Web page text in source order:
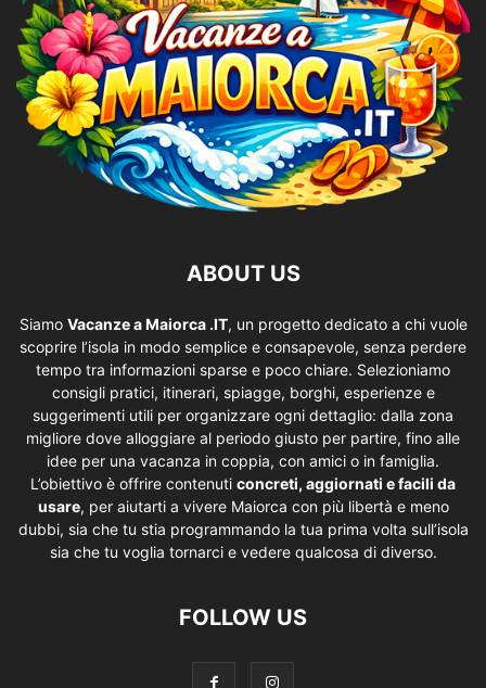
ABOUT US
Siamo Vacanze a Maiorca .IT, un progetto dedicato a chi vuole
scoprire l’isola in modo semplice e consapevole, senza perdere
tempo tra informazioni sparse e poco chiare. Selezioniamo
consigli pratici, itinerari, spiagge, borghi, esperienze e
suggerimenti utili per organizzare ogni dettaglio: dalla zona
migliore dove alloggiare al periodo giusto per partire, fino alle
idee per una vacanza in coppia, con amici o in famiglia.
L’obiettivo è offrire contenuti concreti, aggiornati e facili da
usare, per aiutarti a vivere Maiorca con più libertà e meno
dubbi, sia che tu stia programmando la tua prima volta sull’isola
sia che tu voglia tornarci e vedere qualcosa di diverso.
FOLLOW US